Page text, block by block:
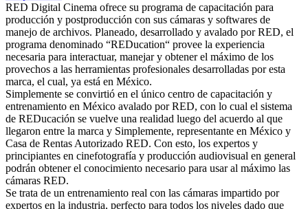
RED Digital Cinema ofrece su programa de capacitación para
producción y postproducción con sus cámaras y softwares de
manejo de archivos. Planeado, desarrollado y avalado por RED, el
programa denominado “REDucation“ provee la experiencia
necesaria para interactuar, manejar y obtener el máximo de los
provechos a las herramientas profesionales desarrolladas por esta
marca, el cual, ya está en México.
Simplemente se convirtió en el único centro de capacitación y
entrenamiento en México avalado por RED, con lo cual el sistema
de REDucación se vuelve una realidad luego del acuerdo al que
llegaron entre la marca y Simplemente, representante en México y
Casa de Rentas Autorizado RED. Con esto, los expertos y
principiantes en cinefotografía y producción audiovisual en general
podrán obtener el conocimiento necesario para usar al máximo las
cámaras RED.
Se trata de un entrenamiento real con las cámaras impartido por
expertos en la industria, perfecto para todos los niveles dado que